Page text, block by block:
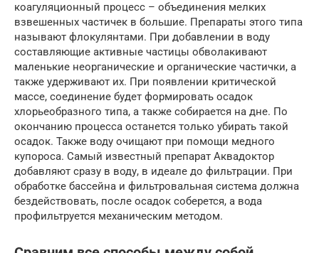
коагуляционный процесс – объединения мелких
взвешенных частичек в большие. Препараты этого типа
называют флокулянтами. При добавлении в воду
составляющие активные частицы обволакивают
маленькие неорганические и органические частички, а
также удерживают их. При появлении критической
массе, соединение будет формировать осадок
хлорьеобразного типа, а также собирается на дне. По
окончанию процесса останется только убирать такой
осадок. Также воду очищают при помощи медного
купороса. Самый известный препарат Аквадоктор
добавляют сразу в воду, в идеале до фильтрации. При
обработке бассейна и фильтровальная система должна
бездействовать, после осадок соберется, а вода
профильтруется механическим методом.